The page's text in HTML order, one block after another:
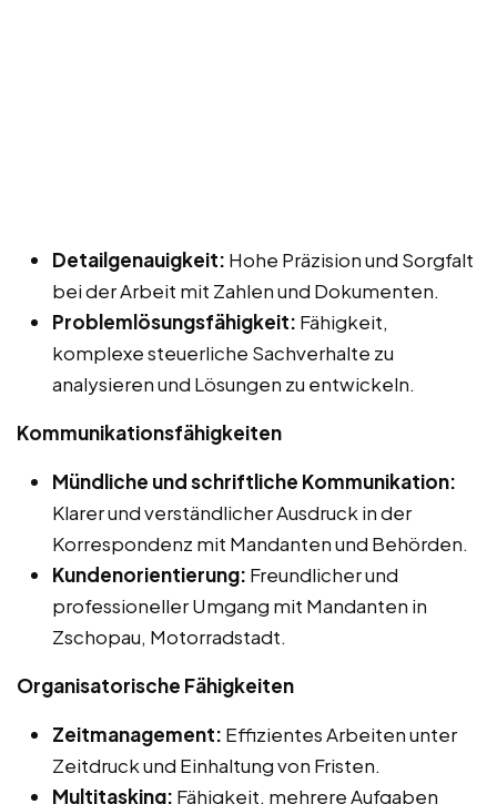
Detailgenauigkeit: Hohe Präzision und Sorgfalt
bei der Arbeit mit Zahlen und Dokumenten.
Problemlösungsfähigkeit: Fähigkeit,
komplexe steuerliche Sachverhalte zu
analysieren und Lösungen zu entwickeln.
Kommunikationsfähigkeiten
Mündliche und schriftliche Kommunikation:
Klarer und verständlicher Ausdruck in der
Korrespondenz mit Mandanten und Behörden.
Kundenorientierung: Freundlicher und
professioneller Umgang mit Mandanten in
Zschopau, Motorradstadt.
Organisatorische Fähigkeiten
Zeitmanagement: Effizientes Arbeiten unter
Zeitdruck und Einhaltung von Fristen.
Multitasking: Fähigkeit, mehrere Aufgaben